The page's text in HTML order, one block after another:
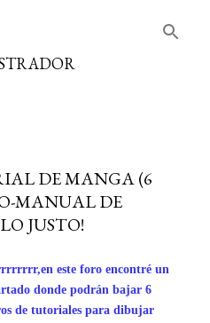
DE MANGA (6
MANUAL DE
JUSTO!
este foro encontré un
donde podrán bajar 6
de tutoriales para dibujar